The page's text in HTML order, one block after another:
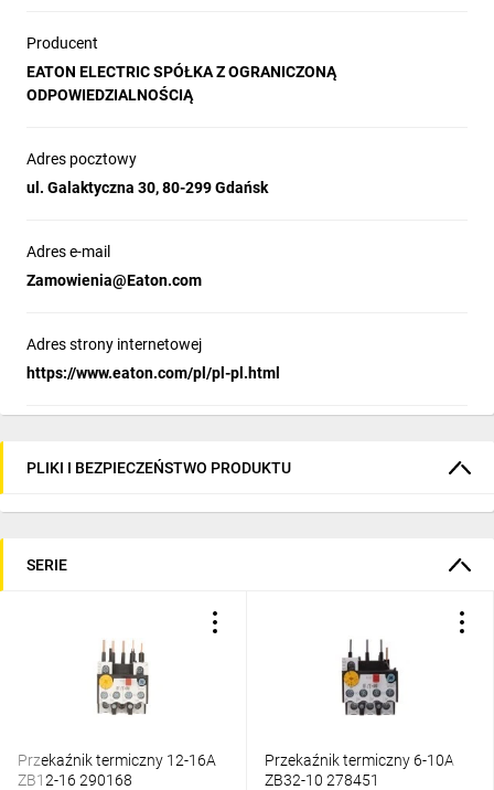
Producent
EATON ELECTRIC SPÓŁKA Z OGRANICZONĄ
ODPOWIEDZIALNOŚCIĄ
Adres pocztowy
ul. Galaktyczna 30, 80-299 Gdańsk
Adres e-mail
Zamowienia@Eaton.com
Adres strony internetowej
https://www.eaton.com/pl/pl-pl.html
PLIKI I BEZPIECZEŃSTWO PRODUKTU
SERIE
Przekaźnik termiczny 12-16A
ZB12-16 290168
Przekaźnik termiczny 6-10A
ZB32-10 278451